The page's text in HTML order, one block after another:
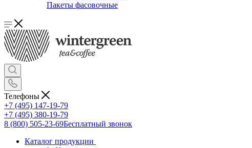
Пакеты фасовочные
Телефоны
+7 (495) 147-19-79
+7 (495) 380-19-79
8 (800) 505-23-69Бесплатный звонок
Каталог продукции